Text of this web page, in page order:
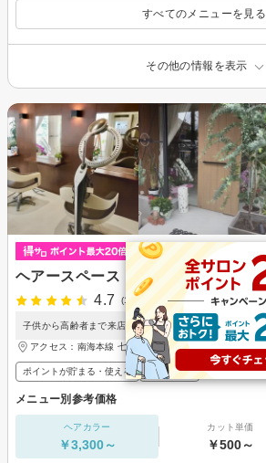
すべてのメニューを見る
その他の情報を表示
ヘアースペース hana.hana
4.7
(18件)
子供から高齢者まで来店しやすい雰囲気のヘアサロン♪
アクセス：南海本線 七道駅 徒歩1分
ポイントが貯まる・使える メンズ歓迎
メニュー別参考価格
ヘアカラー
￥3,300～
カット単価
￥500～